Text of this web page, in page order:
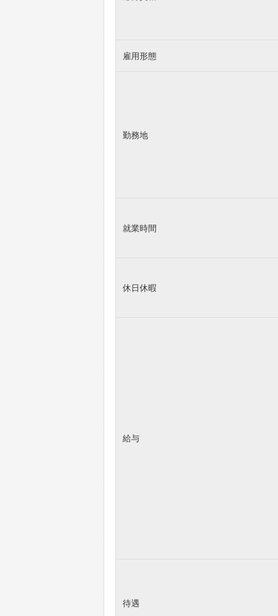
雇用形態
勤務地
就業時間
休日休暇
給与
待遇